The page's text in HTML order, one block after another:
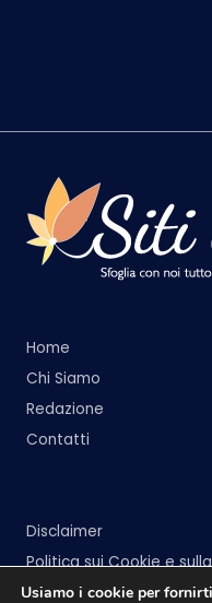
Home
Chi Siamo
Redazione
Contatti
Disclaimer
Politica sui Cookie e
Usiamo i cookie per